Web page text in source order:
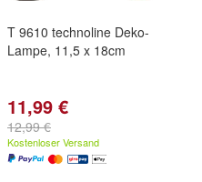
T 9610 technoline Deko-
Lampe, 11,5 x 18cm
11,99 €
12,99 €
Kostenloser Versand